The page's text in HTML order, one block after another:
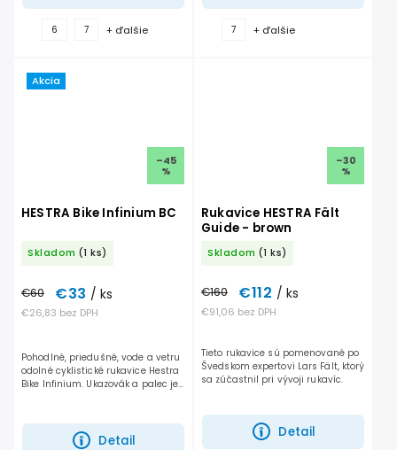
6 7 + ďalšie 7 + ďalšie
Akcia
–45
%
HESTRA Bike Infinium BC
Skladom (1 ks)
€26,83 bez DPH
€60 €33 / ks
Detail
Pohodlné, priedušné, vode a vetru
odolné cyklistické rukavice Hestra
Bike Infinium. Ukazovák a palec je
alebo jarné...
–30
%
Rukavice HESTRA Fält
Guide - brown
Skladom (1 ks)
€91,06 bez DPH
€160 €112 / ks
Detail
Tieto rukavice sú pomenované po
Švedskom expertovi Lars Fält, ktorý
sa zúčastnil pri vývoji rukavíc.